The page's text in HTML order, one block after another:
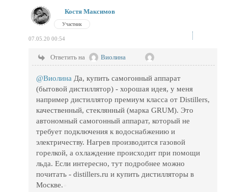
Костя Максимов
Участник
07.05.20 00:54
Ответить на Виолина
@Виолина Да, купить самогонный аппарат
(бытовой дистиллятор) - хорошая идея, у меня
например дистиллятор премиум класса от Distillers,
качественный, стеклянный (марка GRUM). Это
автономный самогонный аппарат, который не
требует подключения к водоснабжению и
электричеству. Нагрев производится газовой
горелкой, а охлаждение происходит при помощи
льда. Если интересно, тут подробнее можно
почитать - distillers.ru и купить дистилляторы в
Москве.